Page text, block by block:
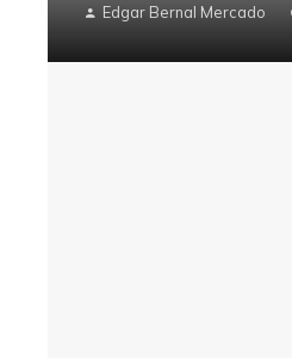
Edgar Bernal Mercado